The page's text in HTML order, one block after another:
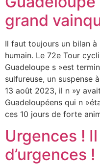
grand
Il faut toujours un bilan
humain. Le 72e Tour
Guadeloupe s »est
sulfureuse, un suspense
13 août 2023, il n »y
Guadeloupéens qui n
ces 10 jours de forte
Urgences ! Il
d’urgences !